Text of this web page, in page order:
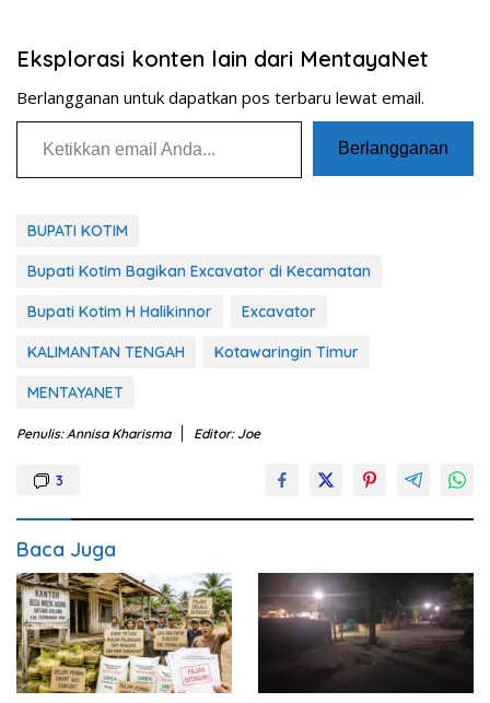
Eksplorasi konten lain dari MentayaNet
Berlangganan untuk dapatkan pos terbaru lewat email.
Ketikkan email Anda...
Berlangganan
BUPATI KOTIM
Bupati Kotim Bagikan Excavator di Kecamatan
Bupati Kotim H Halikinnor Excavator
KALIMANTAN TENGAH Kotawaringin Timur
MENTAYANET
Penulis: Annisa Kharisma Editor: Joe
3
Baca Juga